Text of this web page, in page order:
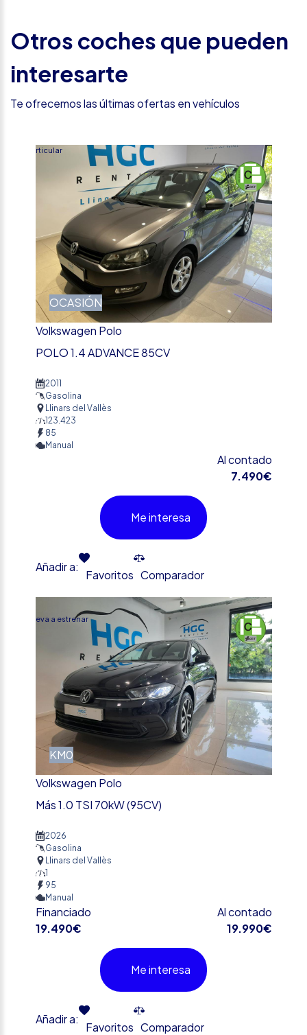
Otros coches que pueden
interesarte
Te ofrecemos las últimas ofertas en vehículos
OCASIÓN
Particular
Volkswagen Polo
POLO 1.4 ADVANCE 85CV
2011
Gasolina
Llinars del Vallès
123.423
85
Manual
Al contado
7.490€
Me interesa
Añadir a:
Favoritos Comparador
KM0
Nueva a estrenar
Volkswagen Polo
Más 1.0 TSI 70kW (95CV)
2026
Gasolina
Llinars del Vallès
1
95
Manual
Financiado
19.490€
Al contado
19.990€
Me interesa
Añadir a:
Favoritos Comparador